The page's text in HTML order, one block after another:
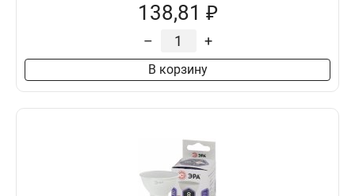
138,81 ₽
– +
В корзину